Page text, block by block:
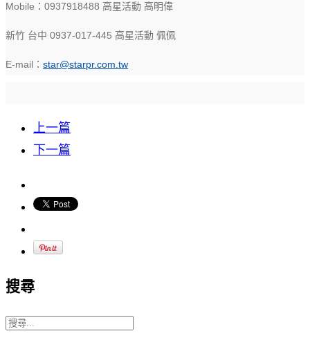
Mobile：0937918488 高星活動 高明偉
新竹 台中 0937-017-445 高星活動 佩佩
E-mail： star@starpr.com.tw
上一篇
下一篇
搜尋